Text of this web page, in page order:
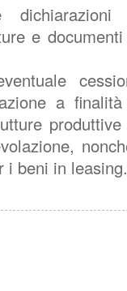
e
a finalità
i beni in